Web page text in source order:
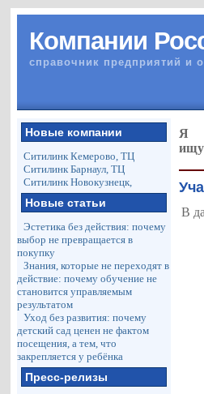
Компании
справочник предприятий и
Новые компании
Ситилинк Кемерово, ТЦ
Ситилинк Барнаул, ТЦ
Ситилинк Новокузнецк,
Новые статьи
Эстетика без действия: почему
выбор не превращается в
покупку
Знания, которые не переходят в
действие: почему обучение не
становится управляемым
результатом
Уход без развития: почему
детский сад ценен не фактом
посещения, а тем, что
закрепляется у ребёнка
Пресс-релизы
Я
В